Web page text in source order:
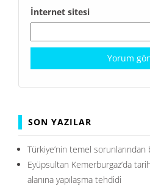
İnternet sitesi
SON YAZILAR
Türkiye’nin temel sorunlarından
Eyüpsultan Kemerburgaz’da
alanına yapılaşma tehdidi